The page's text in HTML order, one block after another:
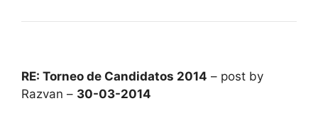
RE: Torneo de Candidatos 2014 – post by
Razvan – 30-03-2014